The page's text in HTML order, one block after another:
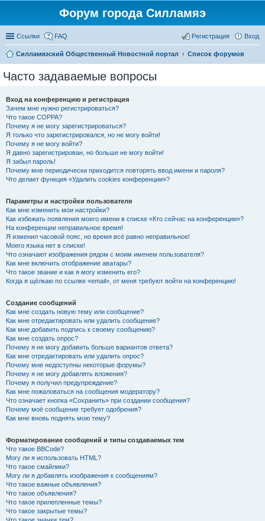
Форум города Силламяэ
Ссылки FAQ Вход
Регистрация
Силламяэский Общественный Новостной портал Список форумов
Часто задаваемые вопросы
Вход на конференцию и регистрация
Зачем мне нужно регистрироваться?
Что такое COPPA?
Почему я не могу зарегистрироваться?
Я только что зарегистрировался, но не могу войти!
Почему я не могу войти?
Я давно зарегистрирован, но больше не могу войти!
Я забыл пароль!
Почему мне периодически приходится повторять ввод имени и пароля?
Что делает функция «Удалить cookies конференции»?
Параметры и настройки пользователя
Как мне изменить мои настройки?
Как избежать появления моего имени в списке «Кто сейчас на конференции»?
На конференции неправильное время!
Я изменил часовой пояс, но время всё равно неправильное!
Моего языка нет в списке!
Что означают изображения рядом с моим именем пользователя?
Как мне включить отображение аватары?
Что такое звание и как я могу изменить его?
Когда я щёлкаю по ссылке «email», от меня требуют войти на конференцию!
Создание сообщений
Как мне создать новую тему или сообщение?
Как мне отредактировать или удалить сообщение?
Как мне добавить подпись к своему сообщению?
Как мне создать опрос?
Почему я не могу добавить больше вариантов ответа?
Как мне отредактировать или удалить опрос?
Почему мне недоступны некоторые форумы?
Почему я не могу добавлять вложения?
Почему я получил предупреждение?
Как мне пожаловаться на сообщения модератору?
Что означает кнопка «Сохранить» при создании сообщения?
Почему моё сообщение требует одобрения?
Как мне вновь поднять мою тему?
Форматирование сообщений и типы создаваемых тем
Что такое BBCode?
Могу ли я использовать HTML?
Что такое смайлики?
Могу ли я добавлять изображения к сообщениям?
Что такое важные объявления?
Что такое объявления?
Что такое прилепленные темы?
Что такое закрытые темы?